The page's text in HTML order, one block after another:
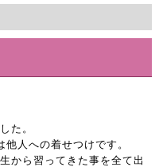
た。
人への着せつけです。
から習ってきた事を全て出